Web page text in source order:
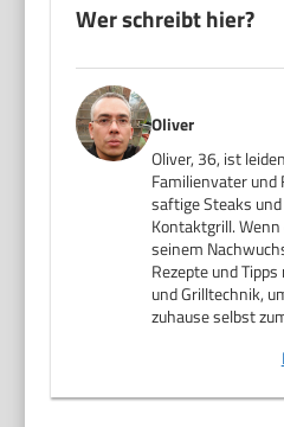
Wer schreibt hier?
Oliver
Oliver, 36, ist
Familienvater und
saftige Steaks
Kontaktgrill.
seinem
Rezepte und
und Grilltechnik,
zuhause selbst